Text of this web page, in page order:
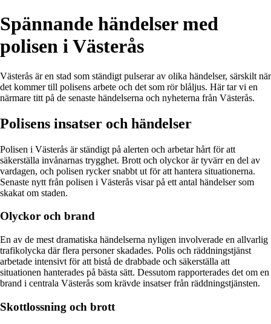
Spännande händelser med
polisen i Västerås
Västerås är en stad som ständigt pulserar av olika händelser, särskilt när
det kommer till polisens arbete och det som rör blåljus. Här tar vi en
närmare titt på de senaste händelserna och nyheterna från Västerås.
Polisens insatser och händelser
Polisen i Västerås är ständigt på alerten och arbetar hårt för att
säkerställa invånarnas trygghet. Brott och olyckor är tyvärr en del av
vardagen, och polisen rycker snabbt ut för att hantera situationerna.
Senaste nytt från polisen i Västerås visar på ett antal händelser som
skakat om staden.
Olyckor och brand
En av de mest dramatiska händelserna nyligen involverade en allvarlig
trafikolycka där flera personer skadades. Polis och räddningstjänst
arbetade intensivt för att bistå de drabbade och säkerställa att
situationen hanterades på bästa sätt. Dessutom rapporterades det om en
brand i centrala Västerås som krävde insatser från räddningstjänsten.
Skottlossning och brott